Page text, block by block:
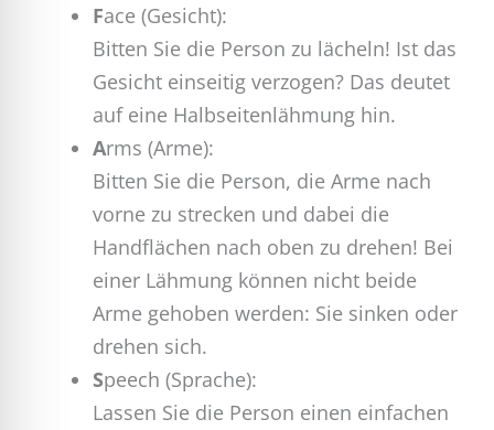
Face (Gesicht):
Bitten Sie die Person zu lächeln! Ist das
Gesicht einseitig verzogen? Das deutet
auf eine Halbseitenlähmung hin.
Arms (Arme):
Bitten Sie die Person, die Arme nach
vorne zu strecken und dabei die
Handflächen nach oben zu drehen! Bei
einer Lähmung können nicht beide
Arme gehoben werden: Sie sinken oder
drehen sich.
Speech (Sprache):
Lassen Sie die Person einen einfachen